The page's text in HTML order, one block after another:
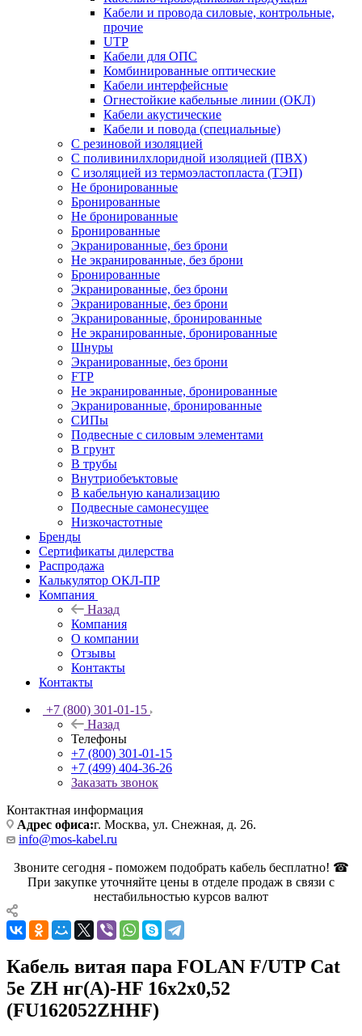
Кабели и провода силовые, контрольные,
прочие
UTP
Кабели для ОПС
Комбинированные оптические
Кабели интерфейсные
Огнестойкие кабельные линии (ОКЛ)
Кабели акустические
Кабели и повода (специальные)
С резиновой изоляцией
С поливинилхлоридной изоляцией (ПВХ)
С изоляцией из термоэластопласта (ТЭП)
Не бронированные
Бронированные
Не бронированные
Бронированные
Экранированные, без брони
Не экранированные, без брони
Бронированные
Экранированные, без брони
Экранированные, без брони
Экранированные, бронированные
Не экранированные, бронированные
Шнуры
Экранированные, без брони
FTP
Не экранированные, бронированные
Экранированные, бронированные
СИПы
Подвесные с силовым элементами
В грунт
В трубы
Внутриобеъктовые
В кабельную канализацию
Подвесные самонесущее
Низкочастотные
Бренды
Сертификаты дилерства
Распродажа
Калькулятор ОКЛ-ПР
Компания
Назад
Компания
О компании
Отзывы
Контакты
Контакты
+7 (800) 301-01-15
Назад
Телефоны
+7 (800) 301-01-15
+7 (499) 404-36-26
Заказать звонок
Контактная информация
Адрес офиса:г. Москва, ул. Снежная, д. 26.
info@mos-kabel.ru
Звоните сегодня - поможем подобрать кабель бесплатно! ☎
При закупке уточняйте цены в отделе продаж в связи с
нестабильностью курсов валют
Кабель витая пара FOLAN F/UTP Cat
5e ZH нг(А)-HF 16х2х0,52
(FU162052ZHHF)